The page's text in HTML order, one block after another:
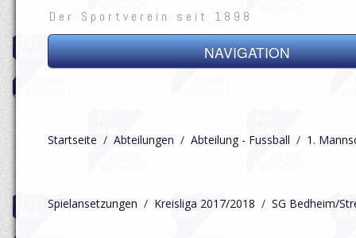
Der Sportverein seit 1898
NAVIGATION
Abteilungen
Startseite / Abteilungen / Abteilung - Fussball / 1.
Spielansetzungen / Kreisliga 2017/2018 / SG Bedheim/